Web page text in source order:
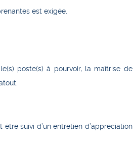
est exigée.
poste(s) à pourvoir, la maîtrise de
suivi d’un entretien d’appréciation